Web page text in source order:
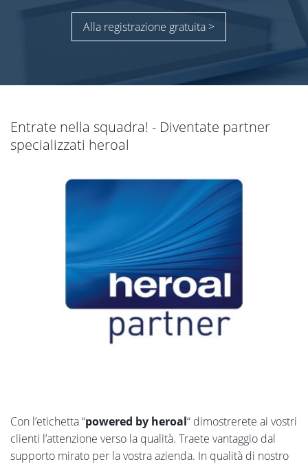
Alla registrazione gratuita >
Entrate nella squadra! - Diventate partner
specializzati heroal
Con l’etichetta “powered by heroal“ dimostrerete ai vostri
clienti l’attenzione verso la qualità. Traete vantaggio dal
supporto mirato per la vostra azienda. In qualità di nostro